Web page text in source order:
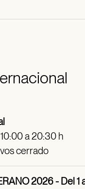
a 20:30 h
cerrado
2026 - Del 1